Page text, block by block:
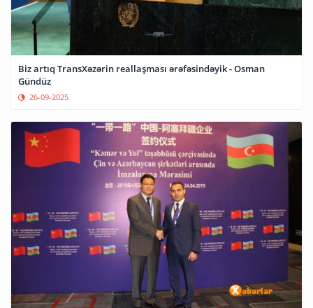
Biz artıq TransXəzərin reallaşması ərəfəsindəyik - Osman
Gündüz
26-09-2025